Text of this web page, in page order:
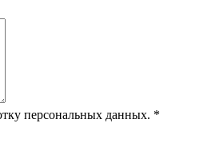
персональных данных. *